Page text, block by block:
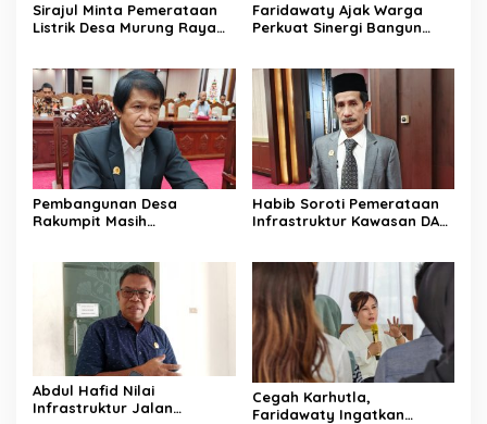
Sirajul Minta Pemerataan
Listrik Desa Murung Raya
Faridawaty Ajak Warga
Perkuat Sinergi Bangun
Pembangunan Desa
Rakumpit Masih
Habib Soroti Pemerataan
Infrastruktur Kawasan DAS
Abdul Hafid Nilai
Infrastruktur Jalan
Cegah Karhutla,
Faridawaty Ingatkan